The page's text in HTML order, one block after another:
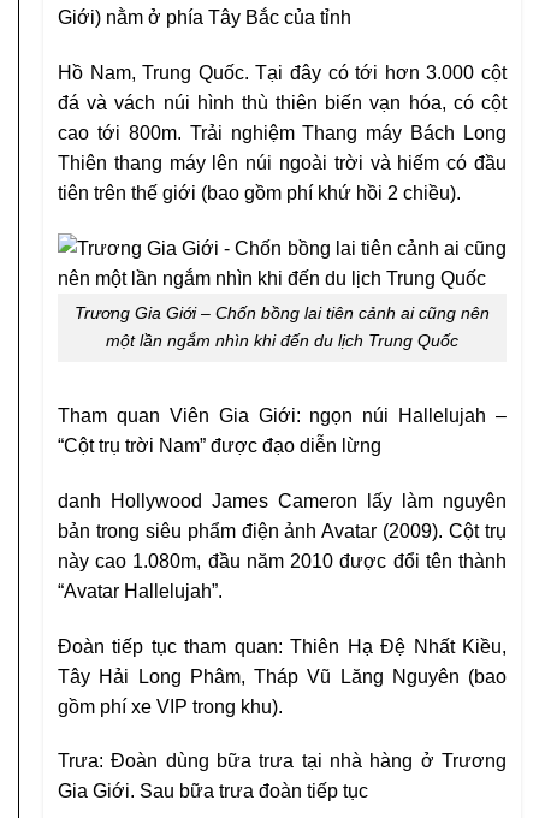
Giới) nằm ở phía Tây Bắc của tỉnh
Hồ Nam, Trung Quốc. Tại đây có tới hơn 3.000 cột
đá và vách núi hình thù thiên biến vạn hóa, có cột
cao tới 800m. Trải nghiệm Thang máy Bách Long
Thiên thang máy lên núi ngoài trời và hiếm có đầu
tiên trên thế giới (bao gồm phí khứ hồi 2 chiều).
Trương Gia Giới – Chốn bồng lai tiên cảnh ai cũng nên
một lần ngắm nhìn khi đến du lịch Trung Quốc
Tham quan Viên Gia Giới: ngọn núi Hallelujah –
“Cột trụ trời Nam” được đạo diễn lừng
danh Hollywood James Cameron lấy làm nguyên
bản trong siêu phẩm điện ảnh Avatar (2009). Cột trụ
này cao 1.080m, đầu năm 2010 được đổi tên thành
“Avatar Hallelujah”.
Đoàn tiếp tục tham quan: Thiên Hạ Đệ Nhất Kiều,
Tây Hải Long Phâm, Tháp Vũ Lăng Nguyên (bao
gồm phí xe VIP trong khu).
Trưa: Đoàn dùng bữa trưa tại nhà hàng ở Trương
Gia Giới. Sau bữa trưa đoàn tiếp tục